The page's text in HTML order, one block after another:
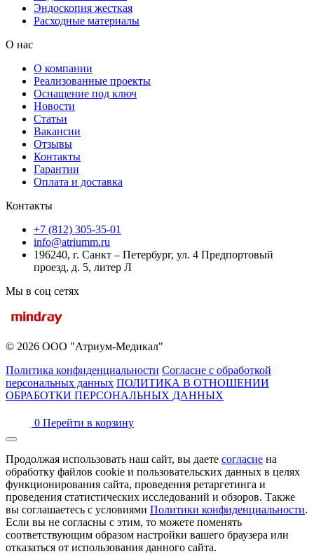
Эндоскопия жесткая
Расходные материалы
О нас
О компании
Реализованные проекты
Оснащение под ключ
Новости
Статьи
Вакансии
Отзывы
Контакты
Гарантии
Оплата и доставка
Контакты
+7 (812) 305-35-01
info@atriumm.ru
196240, г. Санкт – Петербург, ул. 4 Предпортовый
проезд, д. 5, литер Л
Мы в соц сетях
© 2026 ООО "Атриум-Медикал"
Политика конфиденциальности Согласие с обработкой
персональных данных ПОЛИТИКА В ОТНОШЕНИИ
ОБРАБОТКИ ПЕРСОНАЛЬНЫХ ДАННЫХ
0 Перейти в корзину
Продолжая использовать наш сайт, вы даете согласие на
обработку файлов cookie и пользовательских данных в целях
функционирования сайта, проведения ретаргетинга и
проведения статистических исследований и обзоров. Также
вы соглашаетесь с условиями Политики конфиденциальности.
Если вы не согласны с этим, то можете поменять
соответствующим образом настройки вашего браузера или
отказаться от использования данного сайта.